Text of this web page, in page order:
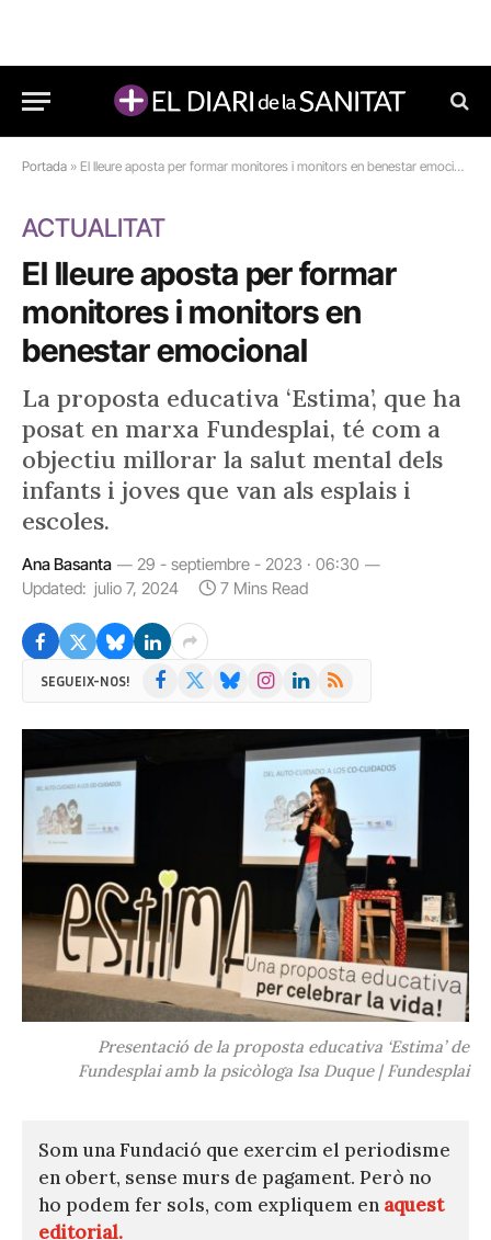
Portada » El lleure aposta per formar monitores i monitors en benestar emocional
ACTUALITAT
El lleure aposta per formar
monitores i monitors en
benestar emocional
La proposta educativa ‘Estima’, que ha
posat en marxa Fundesplai, té com a
objectiu millorar la salut mental dels
infants i joves que van als esplais i
escoles.
Ana Basanta
29 - septiembre - 2023 · 06:30
Updated: julio 7, 2024 7 Mins Read
SEGUEIX-NOS! Facebook BlueskyInstagramLinkedIn
RSS
Presentació de la proposta educativa ‘Estima’ de
Fundesplai amb la psicòloga Isa Duque | Fundesplai
Som una Fundació que exercim el periodisme
en obert, sense murs de pagament. Però no
ho podem fer sols, com expliquem en aquest
editorial.